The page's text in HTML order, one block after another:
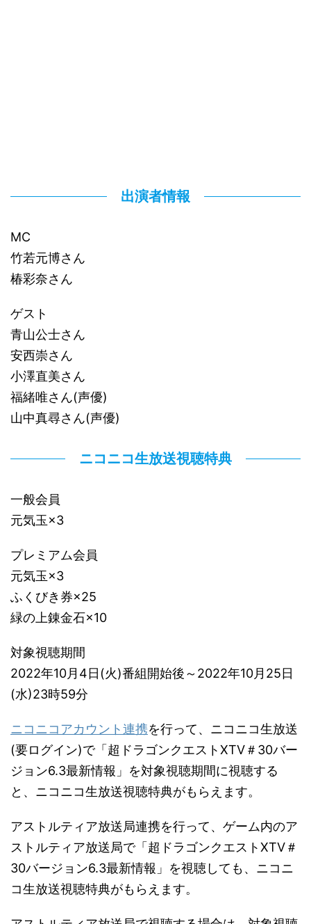
出演者情報
MC
竹若元博さん
椿彩奈さん
ゲスト
青山公士さん
安西崇さん
小澤直美さん
福緒唯さん(声優)
山中真尋さん(声優)
ニコニコ生放送視聴特典
一般会員
元気玉×3
プレミアム会員
元気玉×3
ふくびき券×25
緑の上錬金石×10
対象視聴期間
2022年10月4日(火)番組開始後～2022年10月25日
(水)23時59分
ニコニコアカウント連携を行って、ニコニコ生放送
(要ログイン)で「超ドラゴンクエストXTV＃30バー
ジョン6.3最新情報」を対象視聴期間に視聴する
と、ニコニコ生放送視聴特典がもらえます。
アストルティア放送局連携を行って、ゲーム内のア
ストルティア放送局で「超ドラゴンクエストXTV＃
30バージョン6.3最新情報」を視聴しても、ニコニ
コ生放送視聴特典がもらえます。